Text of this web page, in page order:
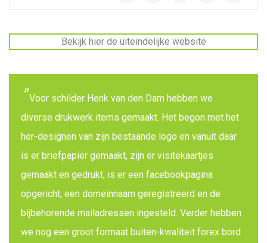
Voor schilder Henk van den Dam hebben we
diverse drukwerk items gemaakt. Het begon met het
her-designen van zijn bestaande logo en vanuit daar
is er briefpapier gemaakt, zijn er visitekaartjes
gemaakt en gedrukt, is er een facebookpagina
opgericht, een domeinnaam geregistreerd en de
bijbehorende mailadressen ingesteld. Verder hebben
we nog een groot formaat buiten-kwaliteit forex bord